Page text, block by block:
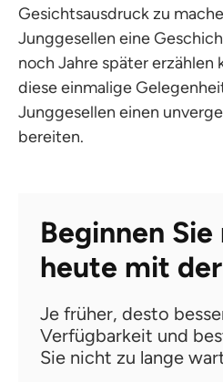
Gesichtsausdruck zu
Junggesellen eine
noch Jahre später erzählen
diese einmalige
Junggesellen einen
bereiten.
Beginnen Sie
heute mit
Je früher, desto
Verfügbarkeit und
Sie nicht zu lange